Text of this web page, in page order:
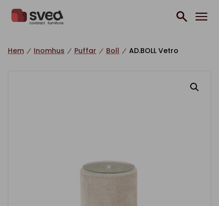
Hem Inomhus Puffar Boll AD.BOLL Vetro